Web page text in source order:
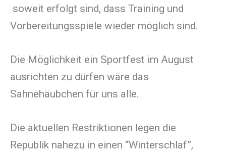
soweit erfolgt sind, dass Training und
Vorbereitungsspiele wieder möglich sind.
Die Möglichkeit ein Sportfest im August
ausrichten zu dürfen wäre das
Sahnehäubchen für uns alle.
Die aktuellen Restriktionen legen die
Republik nahezu in einen “Winterschlaf”,